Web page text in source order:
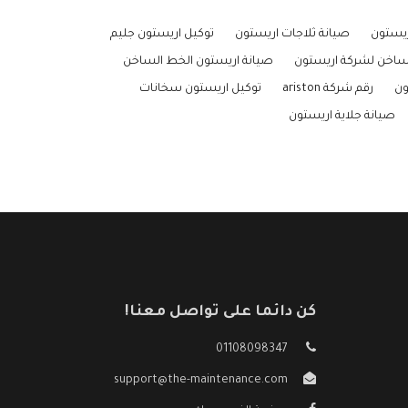
صيانة ثلاجات اريستون توكيل اريستون جليم
لشركة اريستون صيانة اريستون الخط الساخن
رقم شركة ariston توكيل اريستون سخانات
صيانة جلاية اريستون
كن دائما على تواصل معنا!
01108098347
support@the-maintenance.com